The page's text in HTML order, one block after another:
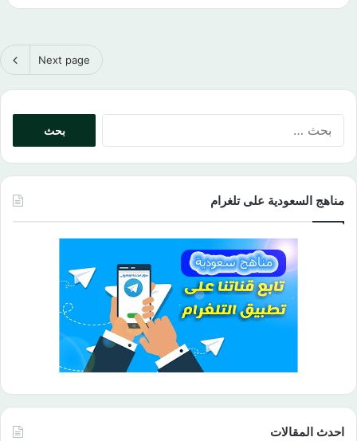
Next page
مناهج السعودية على تلغرام
احدث المقالات